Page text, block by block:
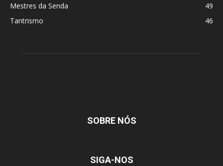
Mestres da Senda
49
Tantrismo
46
SOBRE NÓS
SIGA-NOS